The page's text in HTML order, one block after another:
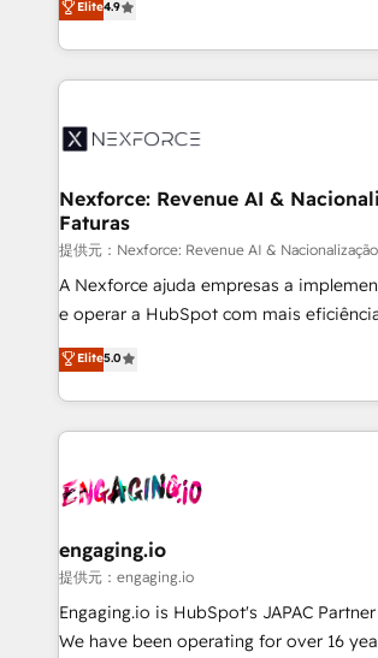
technical know-how and strategic
need to succeed.
Brazil, and LATAM, we combine global
regional experience. Today, we are
HubSpot Elite Partner—trusted by
Implementation & Migration Onboarding
Station, Freshdesk, Intercom, and
objects, automations, and integrations
growth. 🚀 AI-Driven GTM Orchestration Unify
HubSpot with LinkedIn, WhatsApp,
media, and AI voice to drive pipeline. 🤖 AI Custom
prospecting, follow-ups, service triage,
knowledge retrieval—built in HubSpot. ⚡ Fast-Track
advanced optimization & adoption 📍 São Paulo, BR
• Des Moines, IA • New York, NY
Elite4.9
Nexforce: Revenue AI &
Faturas
提供元：Nexforce: Revenue AI &
A Nexforce ajuda empresas a
e operar a HubSpot com mais
previsibilidade de receita. Combinamos Revenue
Operations (RevOps) e Inteligência
estruturar processos integrar sistemas
dados e automatizar operações. O
operacional de receita conectando
Também somos distribuidores oficiais
e de mais de 150 softwares globais
contratar e pagar a HubSpot em reais
fiscal no Brasil e gerar economia de até
Elite5.0
engaging.io
提供元：engaging.io
Engaging.io is HubSpot's JAPAC
We have been operating for over 16